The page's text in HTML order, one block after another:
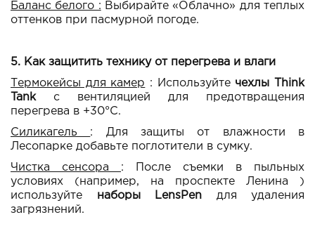
Баланс белого : Выбирайте «Облачно» для теплых
оттенков при пасмурной погоде.
5. Как защитить технику от перегрева и влаги
Термокейсы для камер : Используйте чехлы Think
Tank с вентиляцией для предотвращения
перегрева в +30°C.
Силикагель : Для защиты от влажности в
Лесопарке добавьте поглотители в сумку.
Чистка сенсора : После съемки в пыльных
условиях (например, на проспекте Ленина )
используйте наборы LensPen для удаления
загрязнений.